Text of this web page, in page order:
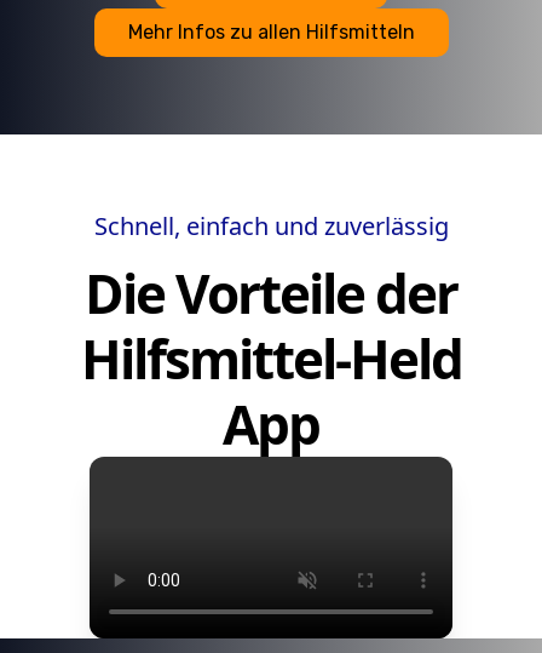
Mehr Infos zu allen Hilfsmitteln
Schnell, einfach und zuverlässig
Die Vorteile der
Hilfsmittel-Held
App